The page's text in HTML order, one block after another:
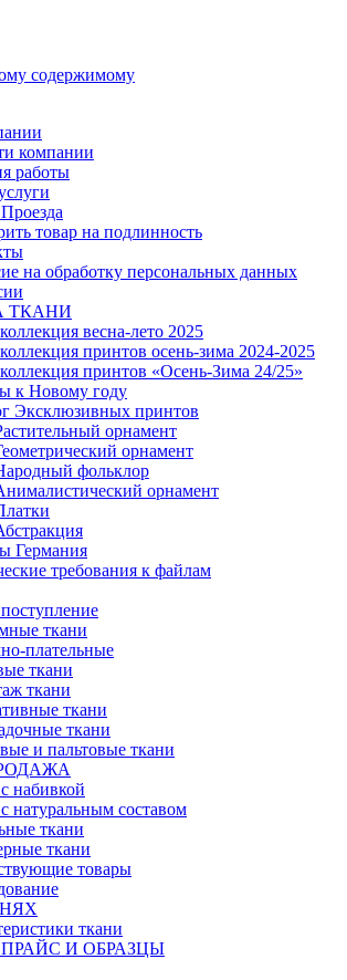
содержимому
компании
работы
товар на подлинность
на обработку персональных данных
ТКАНИ
весна-лето 2025
принтов осень-зима 2024-2025
принтов «Осень-Зима 24/25»
к Новому году
Эксклюзивных принтов
орнамент
орнамент
фольклор
орнамент
Германия
требования к файлам
ткани
плательные
ткани
ткани
ткани
ткани
и пальтовые ткани
набивкой
натуральным составом
ткани
ткани
товары
ткани
И ОБРАЗЦЫ